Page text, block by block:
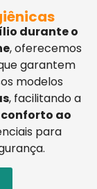
durante o
, oferecemos
garantem
modelos
, facilitando a
conforto ao
para